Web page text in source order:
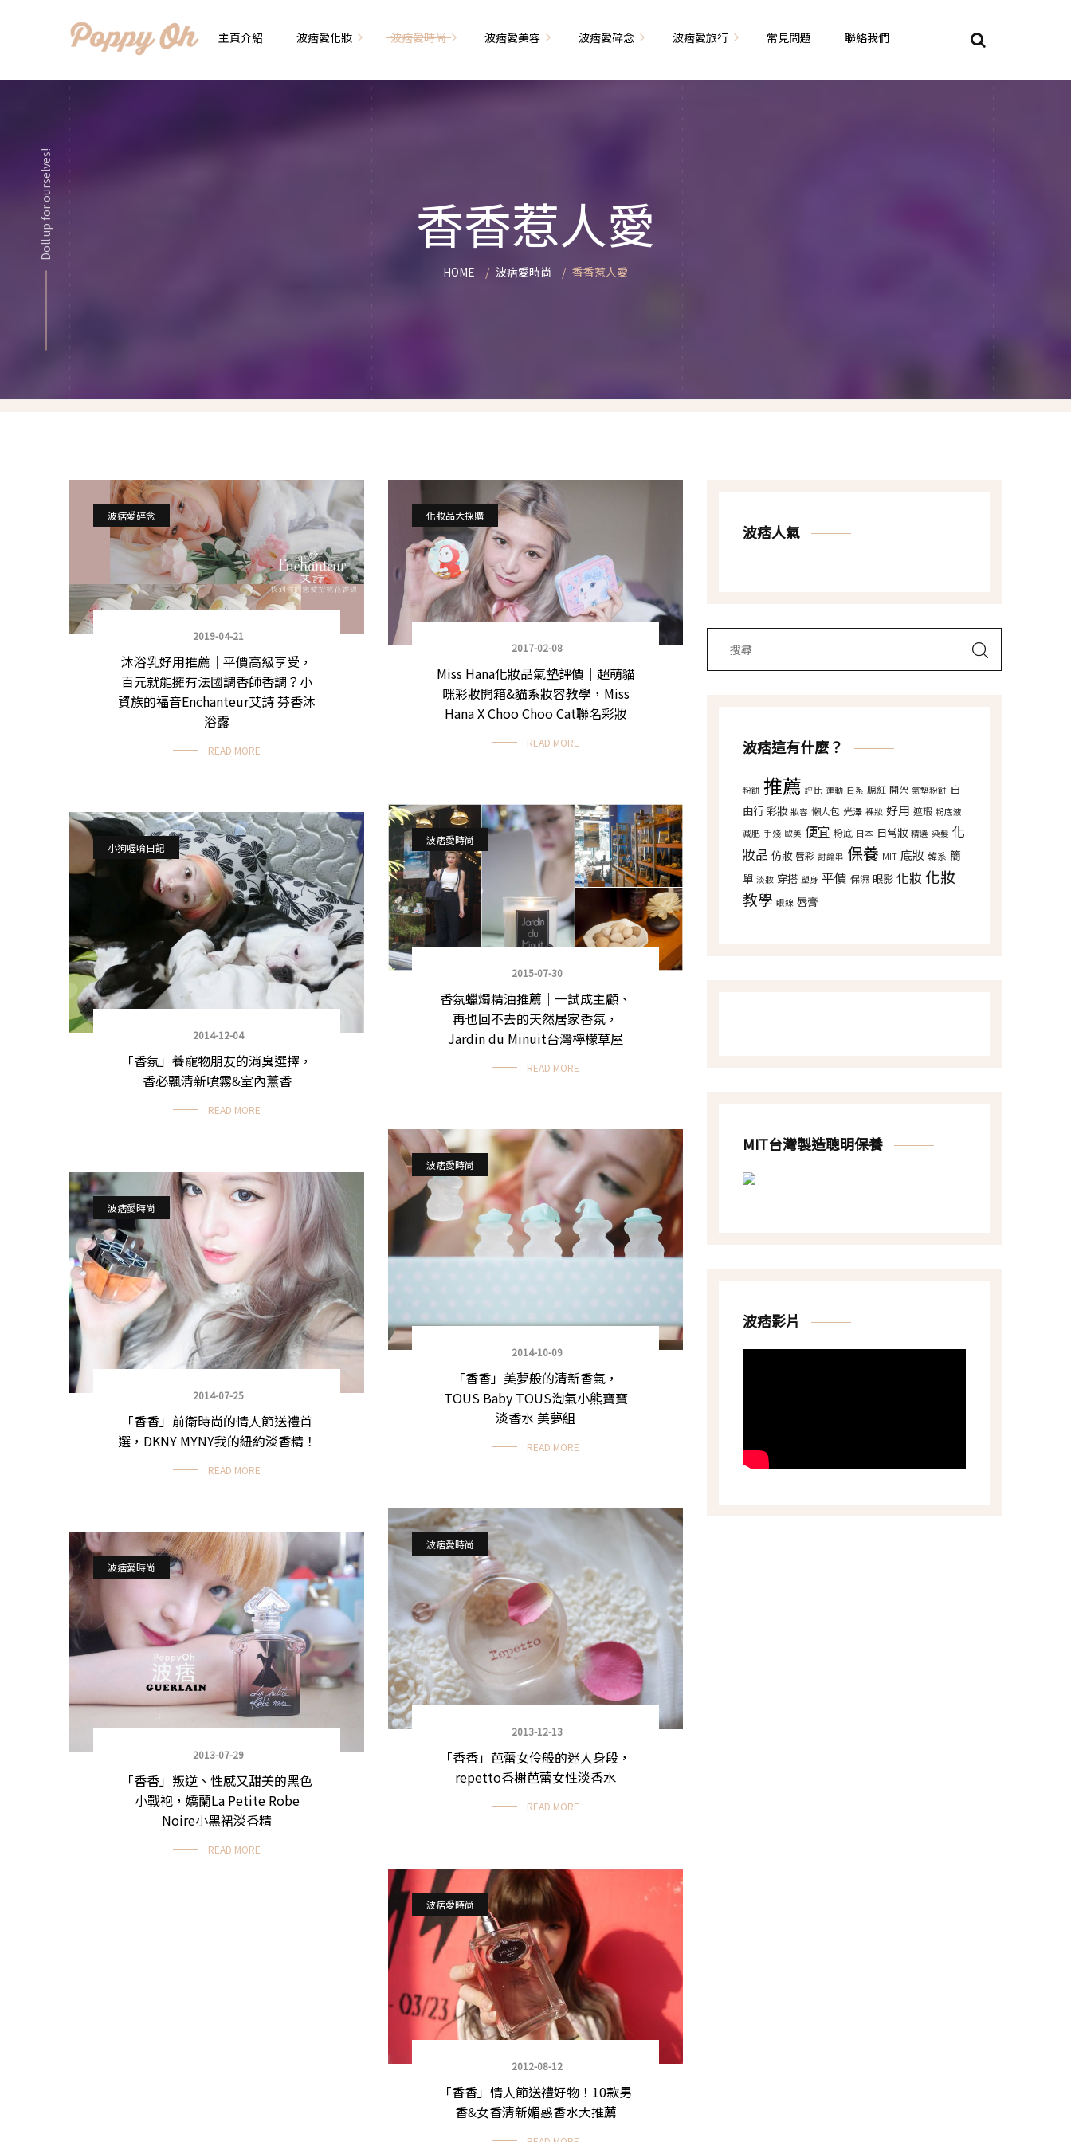
主頁介紹 波痞愛化妝
名人妝容解析
電力眉眼
唇彩腮紅
超好用必敗刷具
媽媽的日常妝
波痞愛時尚
時尚單品大採購
主題穿搭
指甲也是閃亮亮
波痞愛美容
簡易編髮教學
染燙日記
波痞愛碎念
小狗喔唷日記
波痞愛旅行
長灘島自由行
泰國自由行
常見問題 聯絡我們
Doll up for ourselves! 香香惹人愛
HOME 波痞愛時尚 香香惹人愛
波痞愛碎念
2019-04-21
沐浴乳好用推薦｜平價高級享受，
百元就能擁有法國調香師香調？小
資族的福音Enchanteur艾詩 芬香沐
浴露
READ MORE
化妝品大採購
2017-02-08
Miss Hana化妝品氣墊評價｜超萌貓
咪彩妝開箱&貓系妝容教學，Miss
Hana X Choo Choo Cat聯名彩妝
READ MORE
波痞愛時尚
2015-07-30
香氛蠟燭精油推薦｜一試成主顧、
再也回不去的天然居家香氛，
Jardin du Minuit台灣檸檬草屋
READ MORE
小狗喔唷日記
2014-12-04
「香氛」養寵物朋友的消臭選擇，
香必飄清新噴霧&室內薰香
READ MORE
波痞愛時尚
2014-10-09
「香香」美夢般的清新香氣，
TOUS Baby TOUS淘氣小熊寶寶
淡香水 美夢組
READ MORE
波痞愛時尚
2014-07-25
「香香」前衛時尚的情人節送禮首
選，DKNY MYNY我的紐約淡香精！
READ MORE
波痞愛時尚
2013-12-13
「香香」芭蕾女伶般的迷人身段，
repetto香榭芭蕾女性淡香水
READ MORE
波痞愛時尚
2013-07-29
「香香」叛逆、性感又甜美的黑色
小戰袍，嬌蘭La Petite Robe
Noire小黑裙淡香精
READ MORE
波痞愛時尚
2012-08-12
「香香」情人節送禮好物！10款男
香&女香清新媚惑香水大推薦
波痞人氣
波痞這有什麼？
粉餅 推薦 評比 運動 日系 腮紅 開架 氣墊粉餅 自
由行 彩妝 妝容 懶人包 光澤 裸妝 好用 遮瑕 粉底液
減肥 手殘 歐美 便宜 粉底 日本 日常妝 精選 染髮 化
妝品 仿妝 唇彩 討論串 保養 MIT 底妝 韓系 簡
單 淡妝 穿搭 塑身 平價 保濕 眼影 化妝 化妝
教學 眼線 唇膏
MIT台灣製造聰明保養
波痞影片